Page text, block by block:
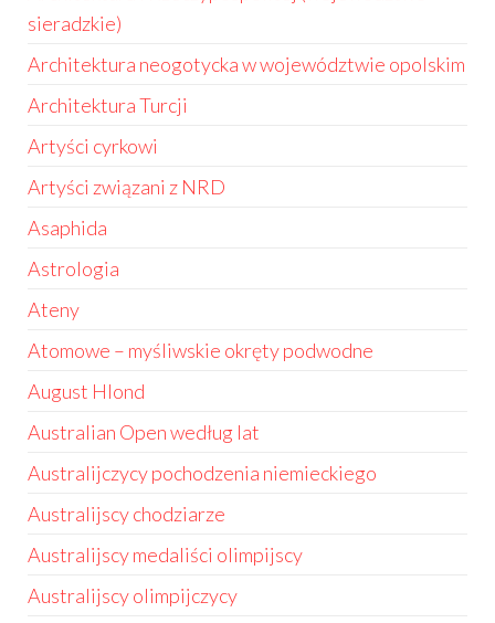
sieradzkie)
Architektura neogotycka w województwie opolskim
Architektura Turcji
Artyści cyrkowi
Artyści związani z NRD
Asaphida
Astrologia
Ateny
Atomowe – myśliwskie okręty podwodne
August Hlond
Australian Open według lat
Australijczycy pochodzenia niemieckiego
Australijscy chodziarze
Australijscy medaliści olimpijscy
Australijscy olimpijczycy